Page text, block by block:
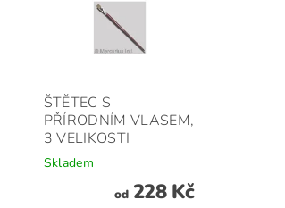
ŠTĚTEC S
PŘÍRODNÍM VLASEM,
3 VELIKOSTI
Skladem
od228 Kč